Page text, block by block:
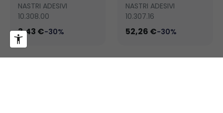
NASTRI ADESIVI
10.308.00
3,43 €-30%
NASTRI ADESIVI
10.307.16
52,26 €-30%